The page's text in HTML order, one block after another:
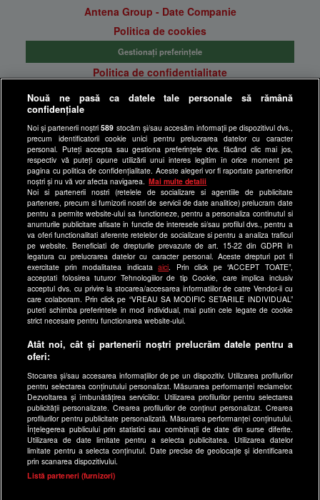
Antena Group - Date Companie
Politica de cookies
Gestionați preferințele
Politica de confidentialitate
Anunturi gratuite pe Lajumate.ro
Program Happy Channel
Echipa editorială
Site-uri Antena Group
a1.ro
antenastars.ro
as.ro
catine.ro
chefi.ro
deparinti.ro
medicool.ro
spynews.ro
useit.ro
retetefeldefel.ro
zutv.ro
Trends AntenaPLAY
AntenaPLAY
Acest site este creat si administrat de Digital Antena Group.
Nouă ne pasă ca datele tale personale să rămână
confidențiale
Noi și partenerii noștri589 stocăm și/sau accesăm informații pe dispozitivul dvs.,
precum identificatorii cookie unici pentru prelucrarea datelor cu caracter
personal. Puteți accepta sau gestiona preferințele dvs. făcând clic mai jos,
respectiv vă puteți opune utilizării unui interes legitim în orice moment pe
pagina cu politica de confidențialitate. Aceste alegeri vor fi raportate partenerilor
noștri și nu vă vor afecta navigarea.
Mai multe detalii
Noi si partenerii nostri (retelele de socializare si agentiile de publicitate
partenere, precum si furnizorii nostri de servicii de date analitice) prelucram date
pentru a permite website-ului sa functioneze, pentru a personaliza continutul si
anunturile publicitare afisate in functie de interesele si/sau profilul dvs., pentru a
va oferi functionalitati aferente retelelor de socializare si pentru a analiza traficul
pe website. Beneficiati de drepturile prevazute de art. 15-22 din GDPR in
legatura cu prelucrarea datelor cu caracter personal. Aceste drepturi pot fi
exercitate prin modalitatea indicataaici . Prin click pe “ACCEPT TOATE”,
acceptati folosirea tuturor Tehnologiilor de tip Cookie, care implica inclusiv
acceptul dvs. cu privire la stocarea/accesarea informatiilor de catre Vendor-ii cu
care colaboram. Prin click pe “VREAU SA MODIFIC SETARILE INDIVIDUAL”
puteti schimba preferintele in mod individual, mai putin cele legate de cookie
strict necesare pentru functionarea website-ului.
Atât noi, cât și partenerii noștri prelucrăm datele pentru a
oferi:
Stocarea și/sau accesarea informațiilor de pe un dispozitiv. Utilizarea profilurilor
pentru selectarea conținutului personalizat. Măsurarea performanței reclamelor.
Dezvoltarea și îmbunătățirea serviciilor. Utilizarea profilurilor pentru selectarea
publicității personalizate. Crearea profilurilor de conținut personalizat. Crearea
profilurilor pentru publicitate personalizată. Măsurarea performanței conținutului.
Înțelegerea publicului prin statistici sau combinații de date din surse diferite.
Utilizarea de date limitate pentru a selecta publicitatea. Utilizarea datelor
limitate pentru a selecta conținutul. Date precise de geolocație și identificarea
prin scanarea dispozitivului.
Listă parteneri (furnizori)